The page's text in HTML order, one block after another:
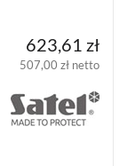
623,61 zł
507,00 zł netto